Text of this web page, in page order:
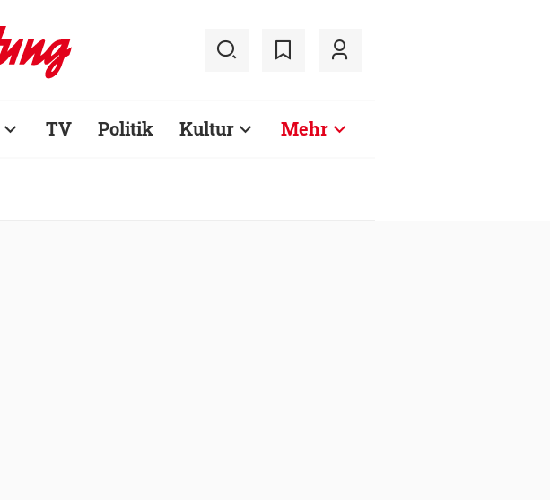
TV Politik Kultur Mehr